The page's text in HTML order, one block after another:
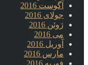
آگوست 2016
جولای 2016
ژوئن 2016
می 2016
آوریل 2016
مارس 2016
فوریه 2016